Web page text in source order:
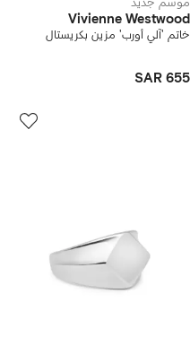
موسم جديد
Vivienne Westwood
خاتم 'آلي أورب' مزين بكريستال
SAR 655